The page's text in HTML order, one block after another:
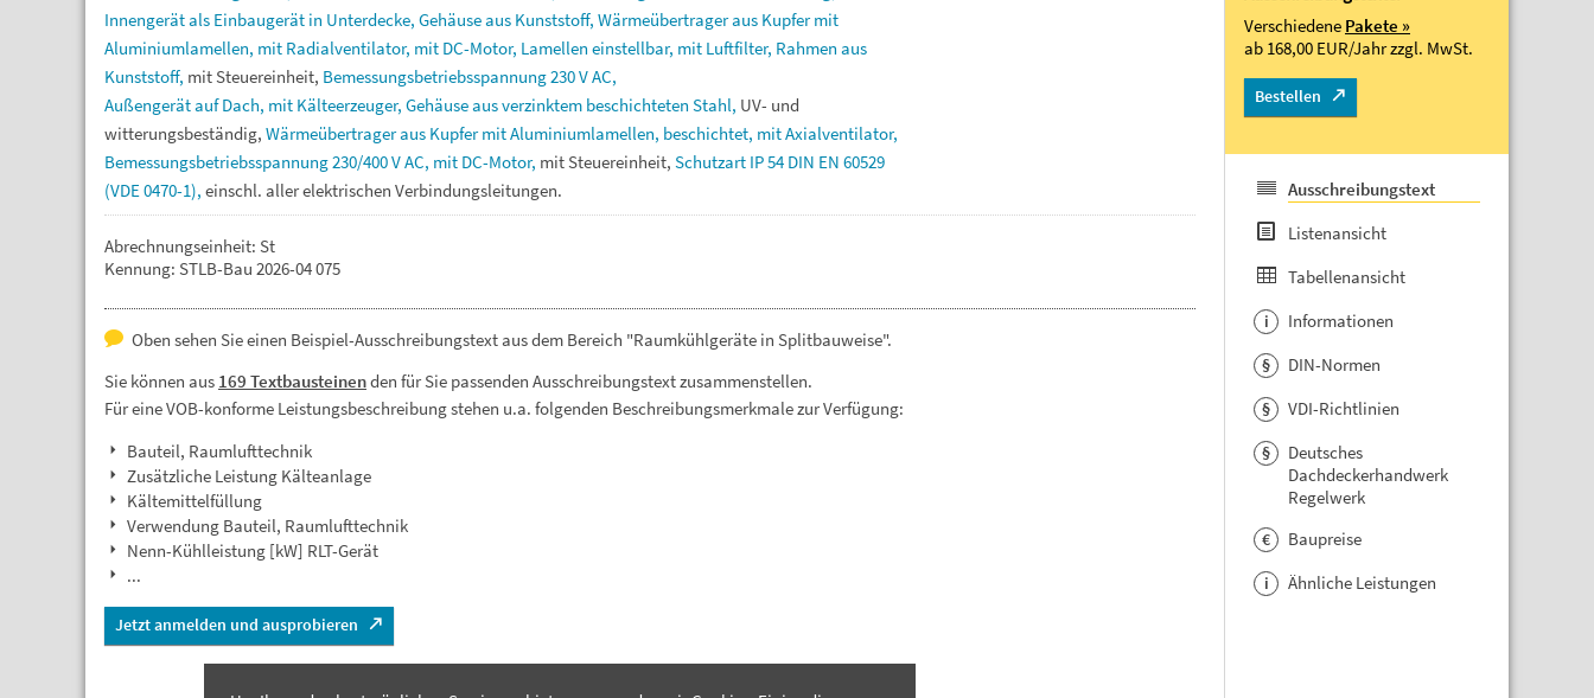
Innengerätals Einbaugerät in Unterdecke, Gehäuseaus Kunststoff, Wärmeübertrageraus Kupfermit
Aluminiumlamellen, mit Radialventilator, mit DC-Motor, Lamellen einstellbar, mit Luftfilter, Rahmen aus
Kunststoff, mitSteuereinheit, Bemessungsbetriebsspannung230VAC,
AußengerätaufDach, mit Kälteerzeuger, Gehäuseausverzinktem beschichteten Stahl, UV- und
witterungsbeständig, Wärmeübertrageraus KupfermitAluminiumlamellen, beschichtet, mitAxialventilator,
Bemessungsbetriebsspannung230/400VAC, mit DC-Motor, mitSteuereinheit, Schutzart IP54 DIN EN 60529
(VDE0470-1), einschl. allerelektrischen Verbindungsleitungen.
Abrechnungseinheit: St
Kennung: STLB-Bau 2026-04 075
Oben sehen Sie einen Beispiel-Ausschreibungstext aus dem Bereich "Raumkühlgeräte in Splitbauweise".
Sie können aus 169 Textbausteinenden für Sie passenden Ausschreibungstext zusammenstellen.
Für eine VOB-konforme Leistungsbeschreibung stehen u.a. folgenden Beschreibungsmerkmale zur Verfügung:
Bauteil, Raumlufttechnik
Zusätzliche Leistung Kälteanlage
Kältemittelfüllung
Verwendung Bauteil, Raumlufttechnik
Nenn-Kühlleistung [kW] RLT-Gerät
...
Jetzt anmelden und ausprobieren
Verschiedene Pakete »
ab 168,00 EUR/Jahrzzgl. MwSt.
Bestellen
Ausschreibungstext
Listenansicht
Tabellenansicht
i Informationen
§ DIN-Normen
§ VDI-Richtlinien
§
Deutsches
Dachdeckerhandwerk
Regelwerk
€ Baupreise
i Ähnliche Leistungen